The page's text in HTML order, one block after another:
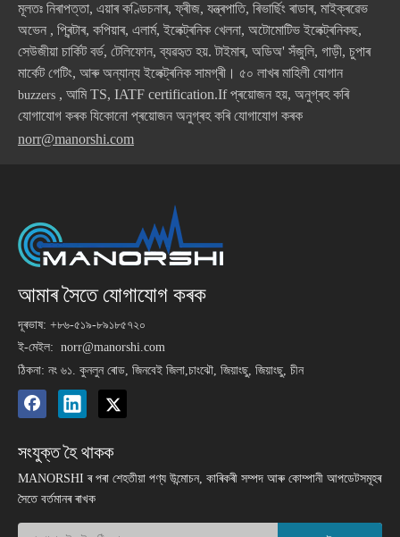
মূলতঃ নিৰাপত্তা, এয়াৰ কণ্ডিচনাৰ, ফ্ৰীজ, যন্ত্ৰপাতি, ৰিভাৰ্ছিং ৰাডাৰ, মাইক্ৰৱেভ
অভেন , প্ৰিন্টাৰ, কপিয়াৰ, এলাৰ্ম, ইলেক্ট্ৰনিক খেলনা, অটোমোটিভ ইলেক্ট্ৰনিকছ,
সেউজীয়া চাৰ্কিট বৰ্ড, টেলিফোন, ব্যৱহৃত হয়. টাইমাৰ, অডিঅ' সঁজুলি, গাড়ী, চুপাৰ
মাৰ্কেট গেটিং, আৰু অন্যান্য ইলেক্ট্ৰনিক সামগ্ৰী। ৫০ লাখৰ মাহিলী যোগান
buzzers , আমি TS, IATF certification.If প্ৰয়োজন হয়, অনুগ্ৰহ কৰি
যোগাযোগ কৰক যিকোনো প্ৰয়োজন অনুগ্ৰহ কৰি যোগাযোগ কৰক
norr@manorshi.com
আমাৰ সৈতে যোগাযোগ কৰক
দূৰভাষ: +৮৬-৫১৯-৮৯১৮৫৭২০
ই-মেইল: norr@manorshi.com
ঠিকনা: নং ৬১. কুনলুন ৰোড, জিনবেই জিলা,চাংঝৌ, জিয়াংছু, জিয়াংছু, চীন
সংযুক্ত হৈ থাকক
MANORSHI ৰ পৰা শেহতীয়া পণ্য উন্মোচন, কাৰিকৰী সম্পদ আৰু কোম্পানী আপডেটসমূহৰ
সৈতে বৰ্তমানৰ ৰাখক